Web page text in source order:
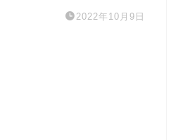
2022年10月9日